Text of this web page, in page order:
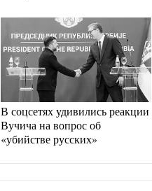
В соцсетях удивились реакции
Вучича на вопрос об
«убийстве русских»